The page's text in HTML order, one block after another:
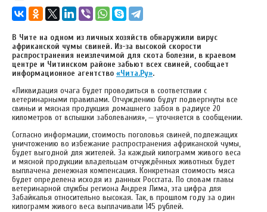
В Чите на одном из личных хозяйств обнаружили вирус
африканской чумы свиней. Из-за высокой скорости
распространения неизлечимой для скота болезни, в краевом
центре и Читинском районе забьют всех свиней, сообщает
информационное агентство «Чита.Ру».
«Ликвидация очага будет проводиться в соответствии с
ветеринарными правилами. Отчуждению будут подвергнуты все
свиньи и мясная продукция домашнего забоя в радиусе 20
километров от вспышки заболевания», — уточняется в сообщении.
Согласно информации, стоимость поголовья свиней, подлежащих
уничтожению во избежание распространения африканской чумы,
будет выгодной для жителей. За каждый килограмм живого веса
и мясной продукции владельцам отчуждённых животных будет
выплачена денежная компенсация. Конкретная стоимость мяса
будет определена исходя из данных Росстата. По словам главы
ветеринарной службы региона Андрея Лима, эта цифра для
Забайкалья относительно высокая. Так, в прошлом году за один
килограмм живого веса выплачивали 145 рублей.